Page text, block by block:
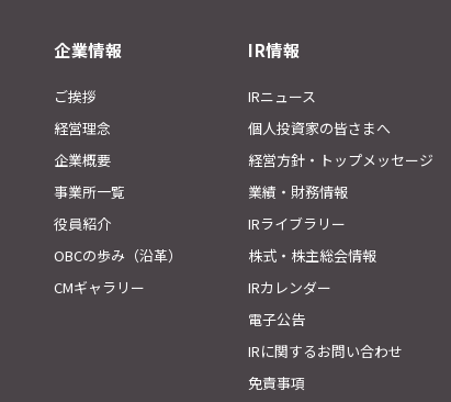
企業情報
ご挨拶
経営理念
企業概要
事業所一覧
役員紹介
OBCの歩み（沿革）
CMギャラリー
IR情報
IRニュース
個人投資家の皆さまへ
経営方針・トップメッセージ
業績・財務情報
IRライブラリー
株式・株主総会情報
IRカレンダー
電子公告
IRに関するお問い合わせ
免責事項